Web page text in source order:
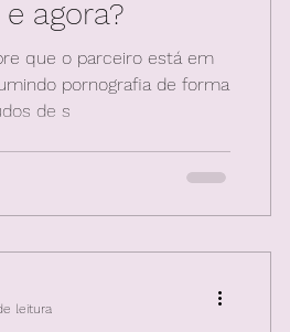
agora?
que o parceiro está em
pornografia de forma
de s
leitura